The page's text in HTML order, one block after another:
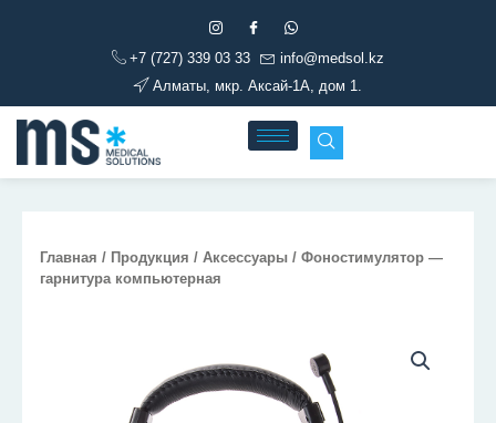
+7 (727) 339 03 33
info@medsol.kz
Алматы, мкр. Аксай-1А, дом 1.
Главная / Продукция / Аксессуары / Фоностимулятор —
гарнитура компьютерная